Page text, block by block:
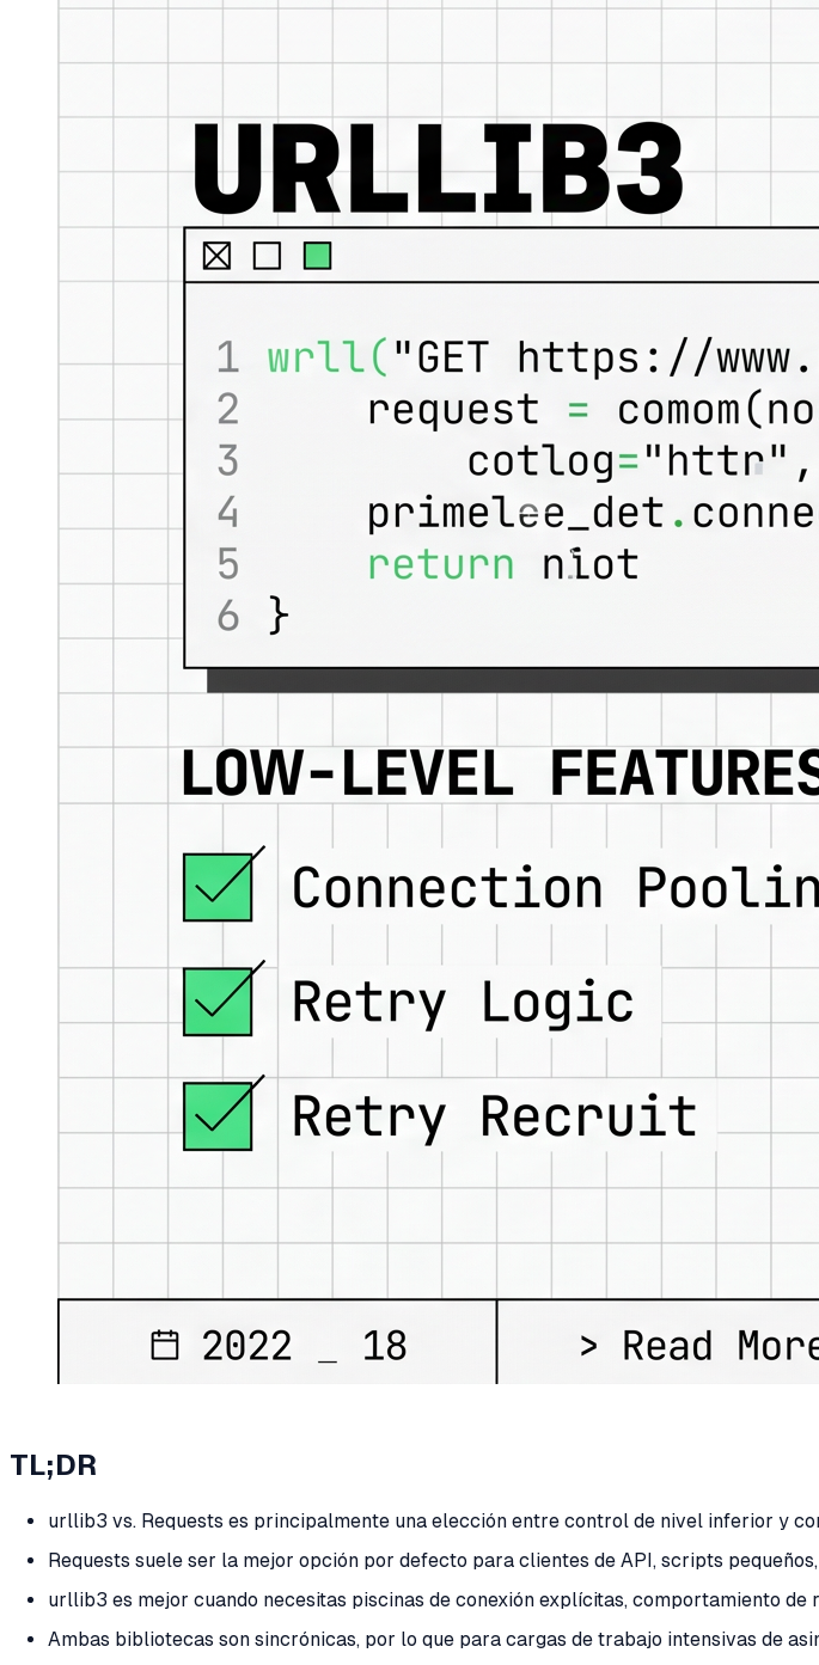
TL;DR
urllib3 vs. Requests es principalmente una elección entre control de nivel inferior y
Requests suele ser la mejor opción por defecto para clientes de API, scripts
urllib3 es mejor cuando necesitas piscinas de conexión explícitas, comportamiento
Ambas bibliotecas son sincrónicas, por lo que para cargas de trabajo intensivas de